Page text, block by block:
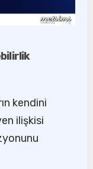
kendini
ilişkisi